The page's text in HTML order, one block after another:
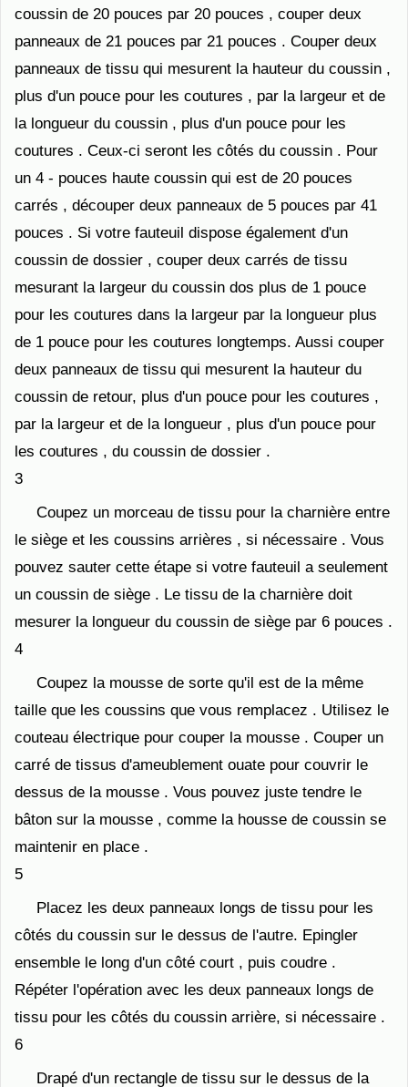
coussin de 20 pouces par 20 pouces , couper deux
panneaux de 21 pouces par 21 pouces . Couper deux
panneaux de tissu qui mesurent la hauteur du coussin ,
plus d'un pouce pour les coutures , par la largeur et de
la longueur du coussin , plus d'un pouce pour les
coutures . Ceux-ci seront les côtés du coussin . Pour
un 4 - pouces haute coussin qui est de 20 pouces
carrés , découper deux panneaux de 5 pouces par 41
pouces . Si votre fauteuil dispose également d'un
coussin de dossier , couper deux carrés de tissu
mesurant la largeur du coussin dos plus de 1 pouce
pour les coutures dans la largeur par la longueur plus
de 1 pouce pour les coutures longtemps. Aussi couper
deux panneaux de tissu qui mesurent la hauteur du
coussin de retour, plus d'un pouce pour les coutures ,
par la largeur et de la longueur , plus d'un pouce pour
les coutures , du coussin de dossier .
3
Coupez un morceau de tissu pour la charnière entre
le siège et les coussins arrières , si nécessaire . Vous
pouvez sauter cette étape si votre fauteuil a seulement
un coussin de siège . Le tissu de la charnière doit
mesurer la longueur du coussin de siège par 6 pouces .
4
Coupez la mousse de sorte qu'il est de la même
taille que les coussins que vous remplacez . Utilisez le
couteau électrique pour couper la mousse . Couper un
carré de tissus d'ameublement ouate pour couvrir le
dessus de la mousse . Vous pouvez juste tendre le
bâton sur la mousse , comme la housse de coussin se
maintenir en place .
5
Placez les deux panneaux longs de tissu pour les
côtés du coussin sur le dessus de l'autre. Epingler
ensemble le long d'un côté court , puis coudre .
Répéter l'opération avec les deux panneaux longs de
tissu pour les côtés du coussin arrière, si nécessaire .
6
Drapé d'un rectangle de tissu sur le dessus de la